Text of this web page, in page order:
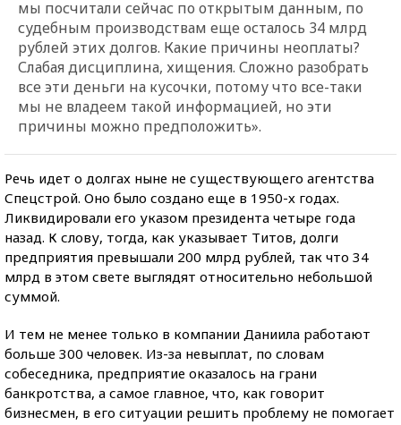
мы посчитали сейчас по открытым данным, по
судебным производствам еще осталось 34 млрд
рублей этих долгов. Какие причины неоплаты?
Слабая дисциплина, хищения. Сложно разобрать
все эти деньги на кусочки, потому что все-таки
мы не владеем такой информацией, но эти
причины можно предположить».
Речь идет о долгах ныне не существующего агентства
Спецстрой. Оно было создано еще в 1950-х годах.
Ликвидировали его указом президента четыре года
назад. К слову, тогда, как указывает Титов, долги
предприятия превышали 200 млрд рублей, так что 34
млрд в этом свете выглядят относительно небольшой
суммой.
И тем не менее только в компании Даниила работают
больше 300 человек. Из-за невыплат, по словам
собеседника, предприятие оказалось на грани
банкротства, а самое главное, что, как говорит
бизнесмен, в его ситуации решить проблему не помогает